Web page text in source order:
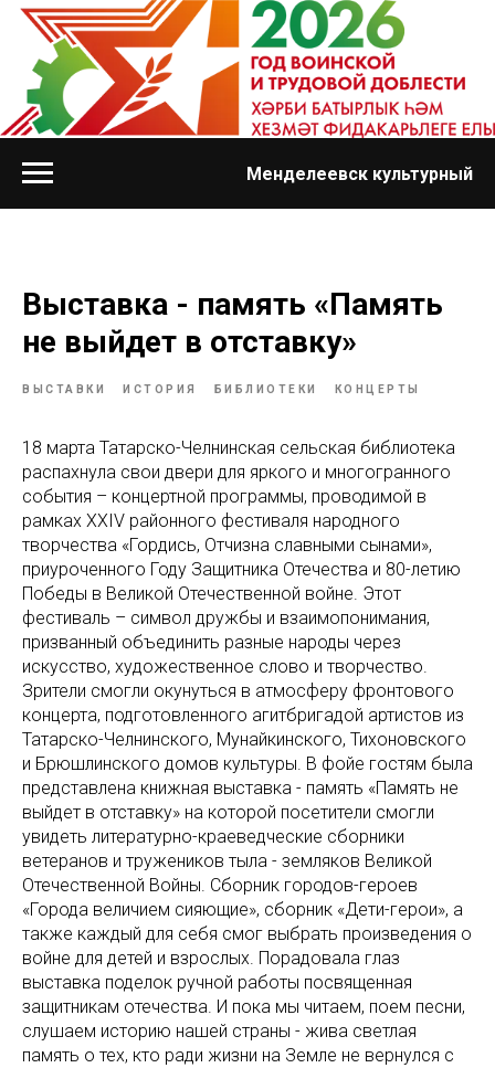
Менделеевск культурный
Выставка - память «Память
не выйдет в отставку»
ВЫСТАВКИ ИСТОРИЯ БИБЛИОТЕКИ КОНЦЕРТЫ
18 марта Татарско-Челнинская сельская библиотека
распахнула свои двери для яркого и многогранного
события – концертной программы, проводимой в
рамках XXIV районного фестиваля народного
творчества «Гордись, Отчизна славными сынами»,
приуроченного Году Защитника Отечества и 80-летию
Победы в Великой Отечественной войне. Этот
фестиваль – символ дружбы и взаимопонимания,
призванный объединить разные народы через
искусство, художественное слово и творчество.
Зрители смогли окунуться в атмосферу фронтового
концерта, подготовленного агитбригадой артистов из
Татарско-Челнинского, Мунайкинского, Тихоновского
и Брюшлинского домов культуры. В фойе гостям была
представлена книжная выставка - память «Память не
выйдет в отставку» на которой посетители смогли
увидеть литературно-краеведческие сборники
ветеранов и тружеников тыла - земляков Великой
Отечественной Войны. Сборник городов-героев
«Города величием сияющие», сборник «Дети-герои», а
также каждый для себя смог выбрать произведения о
войне для детей и взрослых. Порадовала глаз
выставка поделок ручной работы посвященная
защитникам отечества. И пока мы читаем, поем песни,
слушаем историю нашей страны - жива светлая
память о тех, кто ради жизни на Земле не вернулся с